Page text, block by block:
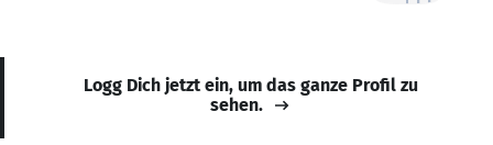
Logg Dich jetzt ein, um das ganze Profil zu
sehen.